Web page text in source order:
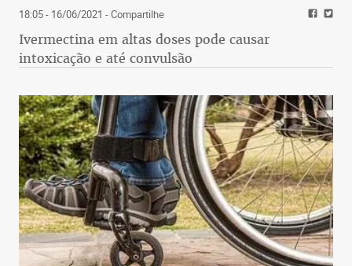
18:05 - 16/06/2021 - Compartilhe
Ivermectina em altas doses pode causar
intoxicação e até convulsão